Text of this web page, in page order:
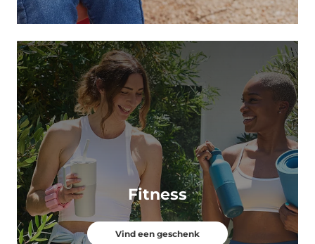
Fitness
Vind een geschenk